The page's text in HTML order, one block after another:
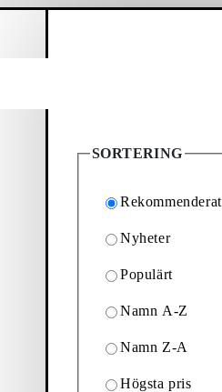
ankelboots till
Boots med snörningChunky boots
SORTERING
Rekommenderat
Nyheter
Populärt
Namn A-Z
Namn Z-A
Högsta pris
127 Produkter